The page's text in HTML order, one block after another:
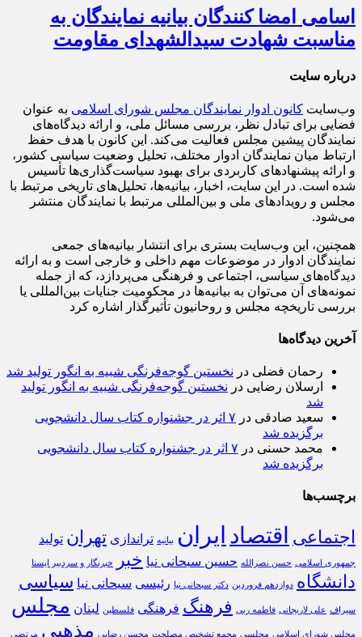
اسامی امضا کنندگان بیانیه نمایندگان به
مناسبت شهادت سیدالشهدای مقاومت
درباره سایت
وب‌سایت کانون ادوار نمایندگان مجلس شورای اسلامی به عنوان
فضایی برای تبادل نظر، بررسی مسائل ملی، و ارائه دیدگاه‌های
نمایندگان پیشین مجلس فعالیت می‌کند. این کانون با هدف حفظ
ارتباط میان نمایندگان ادوار مختلف، تحلیل وضعیت سیاسی کشور،
و ارائه پیشنهادهای کاربردی برای بهبود سیاست‌گذاری‌ها تأسیس
شده است. در این سایت، اخبار، بیانیه‌ها، تحلیل‌های تاریخی مرتبط با
مجلس و رویدادهای ملی و بین‌المللی مرتبط با نمایندگان منتشر
می‌شود.
همچنین، این وب‌سایت بستری برای انتشار بیانیه‌های جمعی
نمایندگان ادوار در موضوعات مهم داخلی و خارجی است و به ارائه
دیدگاه‌های سیاسی، اجتماعی و فرهنگی می‌پردازد، که از جمله
نمونه‌های آن می‌توان به بیانیه‌ها در محکومیت جنایات بین‌المللی یا
بررسی تاریخچه مجلس و روحانیون تأثیرگذار اشاره کرد
آخرین دیدگاه‌ها
رحمان فضلی در نخستین گوجه‌فرنگی شبیه به انگور تولید شد
ارسلان رضایی در نخستین گوجه‌فرنگی شبیه به انگور تولید
شد
سعید صادقی در
۷ اثر در جشنواره کتاب سال دانشجویی
برگزیده شد
محمد حسنی در
۷ اثر در جشنواره کتاب سال دانشجویی
برگزیده شد
برچسب‌ها
اجتماعی اقتصاد ایران بیانیه تراندازی تهران تولید
جمهوری اسلامی حسن نصرالله حسین سبحانی نیا خبر خبرنگار و سردبیر ایسنا
دانشگاه دوازدهم فروردین‌ دکتر سبحانی نیا رئیسی سبحانی نیا سیاسی
سیراف علی لاریجانی فاطمه ربی فرهنگ فرهنگی فلسطین لبنان مجلس
مجلس شورای اسلامی مجلسی مجمع تشخیص مصلحت محسن رضایی مذهبی مرتضی